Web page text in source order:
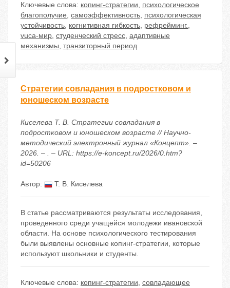
Ключевые слова: копинг-стратегии, психологическое
благополучие, самоэффективность, психологическая
устойчивость, когнитивная гибкость, рефрейминг.,
vuca-мир, студенческий стресс, адаптивные
механизмы, транзиторный период
Стратегии совладания в подростковом и
юношеском возрасте
Киселева Т. В. Стратегии совладания в
подростковом и юношеском возрасте // Научно-
методический электронный журнал «Концепт». –
2026. – . – URL: https://e-koncept.ru/2026/0.htm?
id=50206
Автор: Т. В. Киселева
В статье рассматриваются результаты исследования,
проведенного среди учащейся молодежи ивановской
области. На основе психологического тестирования
были выявлены основные копинг-стратегии, которые
используют школьники и студенты.
Ключевые слова: копинг-стратегии, совладающее